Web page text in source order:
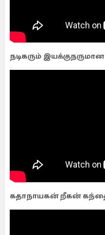
நடிகரும் இயக்குநருமான
கதாநாயகன் றீகன்